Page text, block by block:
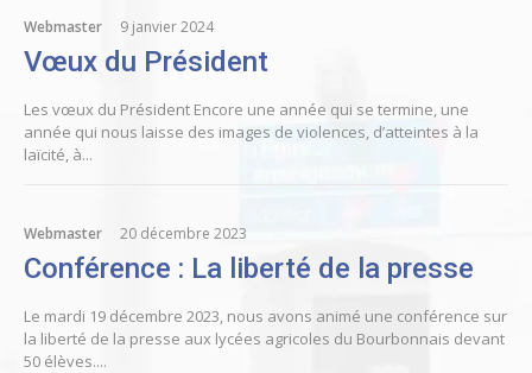
Webmaster 9 janvier 2024
Vœux du Président
Les vœux du Président Encore une année qui se termine, une
année qui nous laisse des images de violences, d’atteintes à la
laïcité, à...
Webmaster 20 décembre 2023
Conférence : La liberté de la presse
Le mardi 19 décembre 2023, nous avons animé une conférence sur
la liberté de la presse aux lycées agricoles du Bourbonnais devant
50 élèves....